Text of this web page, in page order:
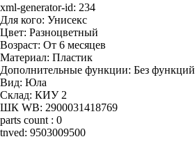
xml-generator-id: 234
Для кого: Унисекс
Цвет: Разноцветный
Возраст: От 6 месяцев
Материал: Пластик
Дополнительные функции: Без функций
Вид: Юла
Склад: КИУ 2
ШК WB: 2900031418769
parts count : 0
tnved: 9503009500